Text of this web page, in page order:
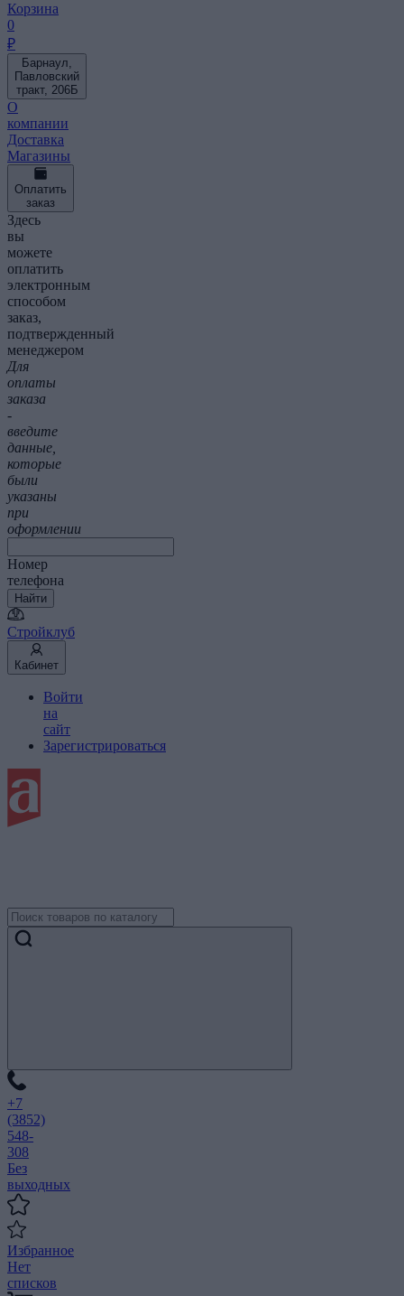
Корзина
0
₽
Барнаул,
Павловский
тракт, 206Б
О
компании
Доставка
Магазины
Оплатить
заказ
Здесь
вы
можете
оплатить
электронным
способом
заказ,
подтвержденный
менеджером
Для
оплаты
заказа
-
введите
данные,
которые
были
указаны
при
оформлении
Номер
телефона
Найти
Стройклуб
Кабинет
Войти
на
сайт
Зарегистрироваться
+7
(3852)
548-
308
Без
выходных
Избранное
Нет
списков